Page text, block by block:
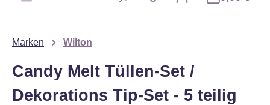
Marken Wilton
Candy Melt Tüllen-Set /
Dekorations Tip-Set - 5 teilig